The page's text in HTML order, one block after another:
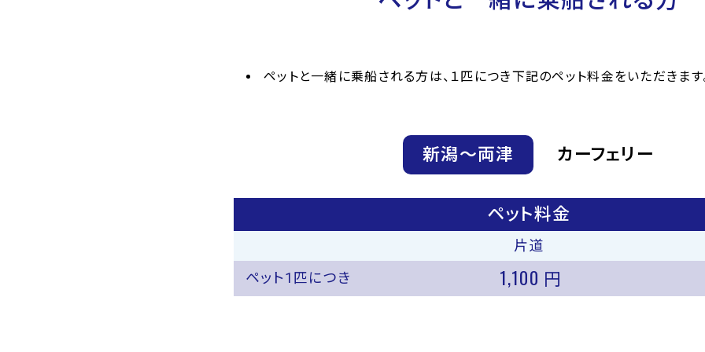
ペットと一緒に乗船される方は、１匹につき下記のペット料金をいただきます
新潟〜両津 カーフェリー
ペット料金
片道
ペット1匹につき
1,100 円